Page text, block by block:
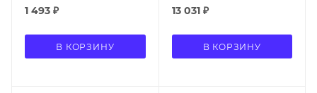
1 493 ₽
В КОРЗИНУ
13 031₽
В КОРЗИНУ